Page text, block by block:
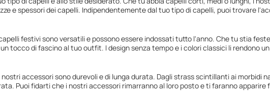
e spessori dei capelli. Indipendentemente dal tuo tipo di capelli, puoi trovare
festivi sono versatili e possono essere indossati tutto l'anno. Che tu stia
tocco di fascino al tuo outfit. I design senza tempo e i colori classici li rendono
accessori sono durevoli e di lunga durata. Dagli strass scintillanti ai morbidi
Puoi fidarti che i nostri accessori rimarranno al loro posto e ti faranno